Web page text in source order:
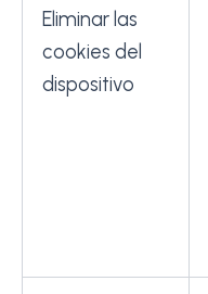
Eliminar las
cookies del
dispositivo